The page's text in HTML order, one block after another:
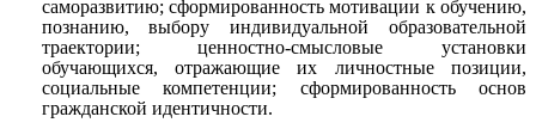
саморазвитию; сформированность мотивации к обучению,
познанию, выбору индивидуальной образовательной
траектории; ценностно-смысловые установки
обучающихся, отражающие их личностные позиции,
социальные компетенции; сформированность основ
гражданской идентичности.